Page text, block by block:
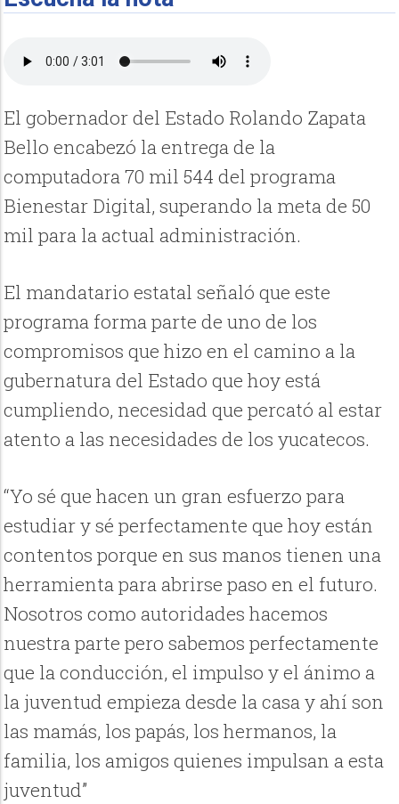
El gobernador del Estado Rolando Zapata
Bello encabezó la entrega de la
computadora 70 mil 544 del programa
Bienestar Digital, superando la meta de 50
mil para la actual administración.
El mandatario estatal señaló que este
programa forma parte de uno de los
compromisos que hizo en el camino a la
gubernatura del Estado que hoy está
cumpliendo, necesidad que percató al estar
atento a las necesidades de los yucatecos.
“Yo sé que hacen un gran esfuerzo para
estudiar y sé perfectamente que hoy están
contentos porque en sus manos tienen una
herramienta para abrirse paso en el futuro.
Nosotros como autoridades hacemos
nuestra parte pero sabemos perfectamente
que la conducción, el impulso y el ánimo a
la juventud empieza desde la casa y ahí son
las mamás, los papás, los hermanos, la
familia, los amigos quienes impulsan a esta
juventud”